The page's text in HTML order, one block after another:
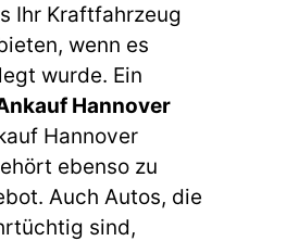
Ihr Kraftfahrzeug
wenn es
wurde. Ein
Hannover
Hannover
ebenso zu
Auch Autos, die
sind,